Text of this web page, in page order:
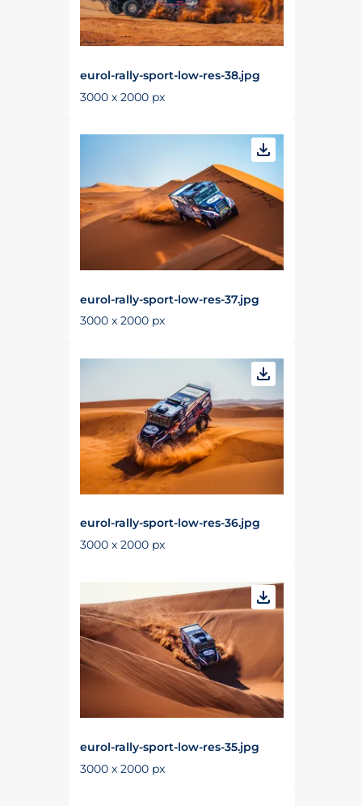
eurol-rally-sport-low-res-38.jpg
3000 x 2000 px
eurol-rally-sport-low-res-37.jpg
3000 x 2000 px
eurol-rally-sport-low-res-36.jpg
3000 x 2000 px
eurol-rally-sport-low-res-35.jpg
3000 x 2000 px